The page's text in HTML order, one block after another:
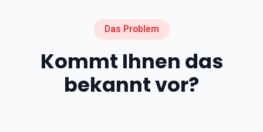
Das Problem
Kommt Ihnen das
bekannt vor?